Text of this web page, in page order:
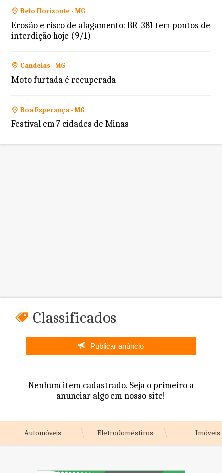
Belo Horizonte - MG
Erosão e risco de alagamento: BR-381 tem pontos de
interdição hoje (9/1)
Candeias - MG
Moto furtada é recuperada
Boa Esperança - MG
Festival em 7 cidades de Minas
Classificados
Publicar anúncio
Nenhum item cadastrado. Seja o primeiro a
anunciar algo em nosso site!
Automóveis Eletrodomésticos Imóveis